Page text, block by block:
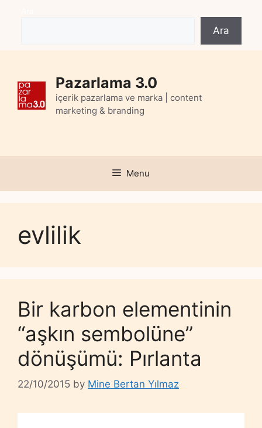
Ara
Pazarlama 3.0
içerik pazarlama ve marka | content
marketing & branding
Menu
evlilik
Bir karbon elementinin
“aşkın sembolüne”
dönüşümü: Pırlanta
22/10/2015 by Mine Bertan Yılmaz